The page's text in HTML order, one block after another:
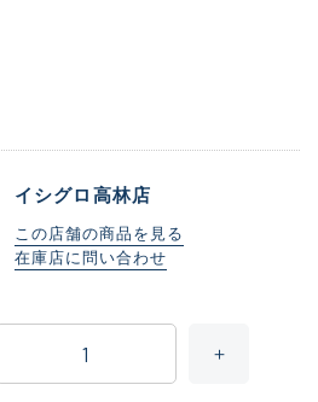
イシグロ高林店
この店舗の商品を見る
在庫店に問い合わせ